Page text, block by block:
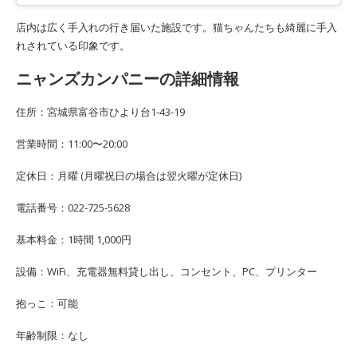
店内は広く手入れの行き届いた施設です。猫ちゃんたちも綺麗に手入
れされている印象です。
ニャンズカンパニーの詳細情報
住所：宮城県富谷市ひより台1-43-19
営業時間：11:00〜20:00
定休日：月曜 (月曜祝日の場合は翌火曜が定休日)
電話番号：022-725-5628
基本料金：1時間 1,000円
設備：WiFi、充電器無料貸し出し、コンセント、PC、プリンター
抱っこ：可能
年齢制限：なし